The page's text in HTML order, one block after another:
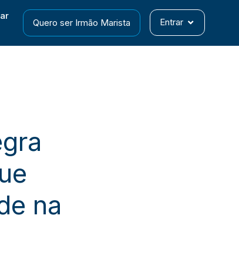
Quero ser Irmão Marista Entrar
na